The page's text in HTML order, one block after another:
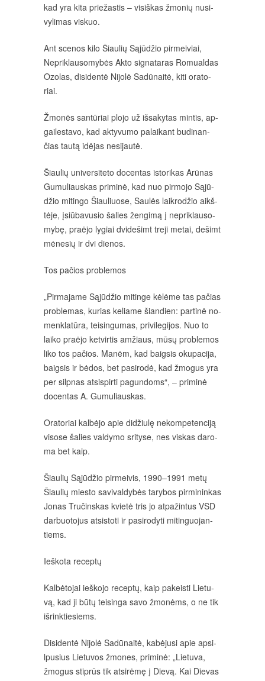
kad yra ki­ta prie­žas­tis – vi­siš­kas žmo­nių nu­si­
vy­li­mas vis­kuo.
Ant sce­nos ki­lo Šiau­lių Są­jū­džio pir­mei­viai,
Nep­rik­lau­so­my­bės Ak­to sig­na­ta­ras Ro­mual­das
Ozo­las, di­si­den­tė Ni­jo­lė Sa­dū­nai­tė, ki­ti ora­to­
riai.
Žmo­nės san­tū­riai plo­jo už iš­sa­ky­tas min­tis, ap­
gai­les­ta­vo, kad ak­ty­vu­mo pa­lai­kant bu­di­nan­
čias tau­tą idė­jas ne­si­jau­tė.
Šiau­lių uni­ver­si­te­to do­cen­tas is­to­ri­kas Arū­nas
Gu­mu­liaus­kas pri­mi­nė, kad nuo pir­mo­jo Są­jū­
džio mi­tin­go Šiau­liuo­se, Sau­lės laik­ro­džio aikš­
tė­je, įsiū­ba­vu­sio ša­lies žen­gi­mą į ne­prik­lau­so­
my­bę, praė­jo ly­giai dvi­de­šimt tre­ji me­tai, de­šimt
mė­ne­sių ir dvi die­nos.
Tos pa­čios pro­ble­mos
„Pir­ma­ja­me Są­jū­džio mi­tin­ge kė­lė­me tas pa­čias
pro­ble­mas, ku­rias ke­lia­me šian­dien: par­ti­nė no­
menk­la­tū­ra, tei­sin­gu­mas, pri­vi­le­gi­jos. Nuo to
lai­ko praė­jo ket­vir­tis am­žiaus, mū­sų pro­ble­mos
li­ko tos pa­čios. Ma­nėm, kad baig­sis oku­pa­ci­ja,
baig­sis ir bė­dos, bet pa­si­ro­dė, kad žmo­gus yra
per silp­nas at­si­spir­ti pa­gun­doms“, – pri­mi­nė
do­cen­tas A. Gu­mu­liaus­kas.
Ora­to­riai kal­bė­jo apie di­džiu­lę ne­kom­pe­ten­ci­ją
vi­so­se ša­lies val­dy­mo sri­ty­se, nes vis­kas da­ro­
ma bet kaip.
Šiau­lių Są­jū­džio pir­mei­vis, 1990–1991 me­tų
Šiau­lių mies­to sa­vi­val­dy­bės ta­ry­bos pir­mi­nin­kas
Jo­nas Tru­čins­kas kvie­tė tris jo at­pa­žin­tus VSD
dar­buo­to­jus at­si­sto­ti ir pa­si­ro­dy­ti mi­tin­guo­jan­
tiems.
Ieš­ko­ta re­cep­tų
Kal­bė­to­jai ieš­ko­jo re­cep­tų, kaip pa­keis­ti Lie­tu­
vą, kad ji bū­tų tei­sin­ga sa­vo žmo­nėms, o ne tik
iš­rink­tie­siems.
Di­si­den­tė Ni­jo­lė Sa­dū­nai­tė, ka­bė­ju­si apie ap­si­
lpu­sius Lie­tu­vos žmo­nes, pri­mi­nė: „Lie­tu­va,
žmo­gus stip­rūs tik at­si­rė­mę į Die­vą. Kai Die­vas